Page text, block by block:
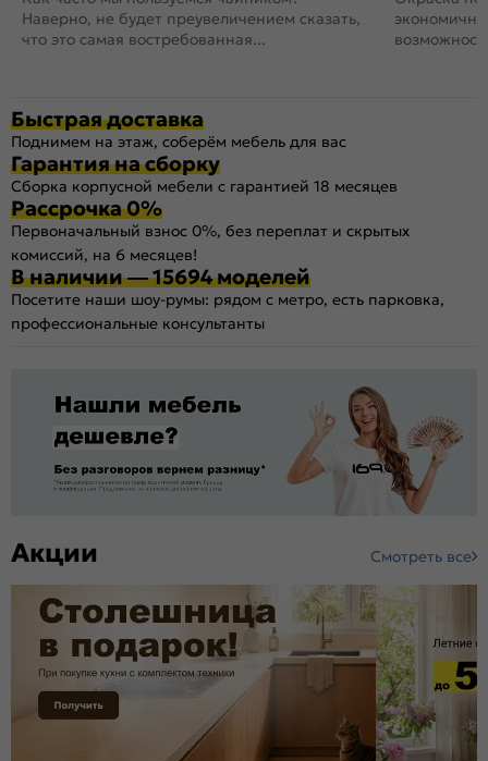
Наверно, не будет преувеличением сказать,
что это самая востребованная...
Быстрая доставка
Поднимем на этаж, соберём мебель для вас
Гарантия на сборку
Сборка корпусной мебели с гарантией 18 месяцев
Рассрочка 0%
Первоначальный взнос 0%, без переплат и скрытых
комиссий, на 6 месяцев!
В наличии — 15694 моделей
Посетите наши шоу-румы: рядом с метро, есть парковка,
профессиональные консультанты
Акции Смотреть все